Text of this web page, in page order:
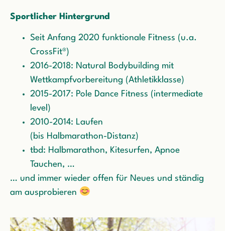
Sportlicher Hintergrund
Seit Anfang 2020 funktionale Fitness (u.a.
CrossFit®)
2016-2018: Natural Bodybuilding mit
Wettkampfvorbereitung (Athletikklasse)
2015-2017: Pole Dance Fitness (intermediate
level)
2010-2014: Laufen
(bis Halbmarathon-Distanz)
tbd: Halbmarathon, Kitesurfen, Apnoe
Tauchen, …
… und immer wieder offen für Neues und ständig
am ausprobieren